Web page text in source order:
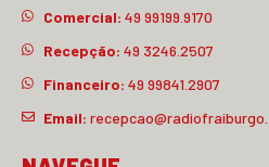
Comercial: 49 99199.9170
Recepção: 49 3246.2507
Financeiro: 49 99841.2907
Email: